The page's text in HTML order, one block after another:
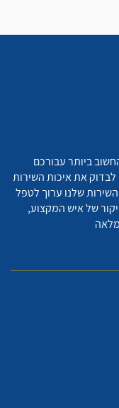
ביותר עבורכם
את איכות השירות
שלנו ערוך לטפל
של איש המקצוע,